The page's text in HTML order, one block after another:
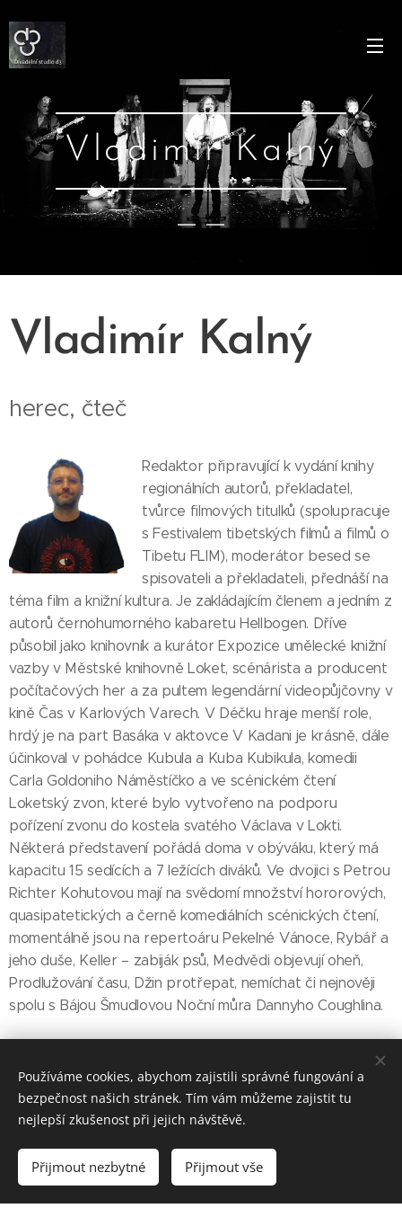
Vladimír Kalný
Vladimír Kalný
herec, čteč
Redaktor připravující k vydání knihy
regionálních autorů, překladatel,
tvůrce filmových titulků (spolupracuje
s Festivalem tibetských filmů a filmů o
Tibetu FLIM), moderátor besed se
spisovateli a překladateli, přednáší na
téma film a knižní kultura. Je zakládajícím členem a jedním z
autorů černohumorného kabaretu Hellbogen. Dříve
působil jako knihovník a kurátor Expozice umělecké knižní
vazby v Městské knihovně Loket, scénárista a producent
počítačových her a za pultem legendární videopůjčovny v
kině Čas v Karlových Varech. V Déčku hraje menší role,
hrdý je na part Basáka v aktovce V Kadani je krásně, dále
účinkoval v pohádce Kubula a Kuba Kubikula, komedii
Carla Goldoniho Náměstíčko a ve scénickém čtení
Loketský zvon, které bylo vytvořeno na podporu
pořízení zvonu do kostela svatého Václava v Lokti.
Některá představení pořádá doma v obýváku, který má
kapacitu 15 sedících a 7 ležících diváků. Ve dvojici s Petrou
Richter Kohutovou mají na svědomí množství hororových,
quasipatetických a černě komediálních scénických čtení,
momentálně jsou na repertoáru Pekelné Vánoce, Rybář a
jeho duše, Keller – zabiják psů, Medvědi objevují oheň,
Prodlužování času, Džin protřepat, nemíchat či nejnověji
spolu s Bájou Šmudlovou Noční můra Dannyho Coughlina.
Divadelní studio D3
Vytvořeno službou Webnode
Používáme cookies, abychom zajistili správné fungování a
bezpečnost našich stránek. Tím vám můžeme zajistit tu
nejlepší zkušenost při jejich návštěvě.
Přijmout nezbytné Přijmout vše